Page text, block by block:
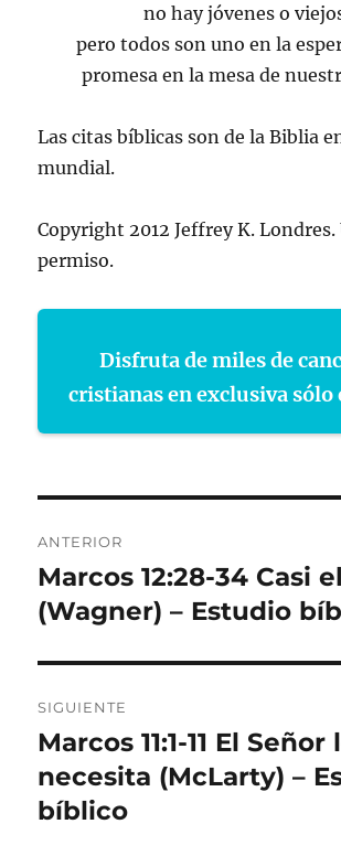
no hay jóvenes o
pero todos son uno en la
promesa en la mesa de
Las citas bíblicas son de la Biblia
mundial.
Copyright 2012 Jeffrey K. Londres.
permiso.
Disfruta de miles de
cristianas en exclusiva sólo
de
entradas
ANTERIOR
Entrada
anterior:
Marcos 12:28-34 Casi
(Wagner) – Estudio
SIGUIENTE
Entrada
siguiente:
Marcos 11:1-11 El Señor
necesita (McLarty) –
bíblico